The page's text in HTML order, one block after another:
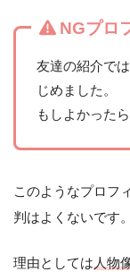
NGプロ
友達の紹介で
じめました。
もしよかった
このようなプロフ
判はよくないです。
理由としては 人物